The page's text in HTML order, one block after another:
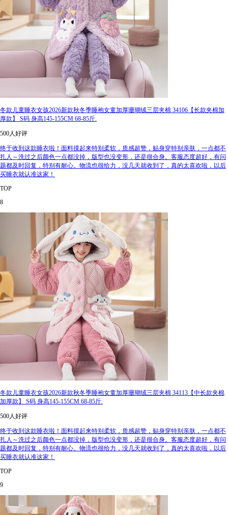
冬款儿童睡衣女孩2026新款秋冬季睡袍女童加厚珊瑚绒三层夹棉 34106【长款夹棉加
厚款】 S码 身高145-155CM 68-85斤.
500人好评
终于收到这款睡衣啦！面料摸起来特别柔软，质感超赞，贴身穿特别亲肤，一点都不
扎人～洗过之后颜色一点都没掉，版型也没变形，还是很合身。客服态度超好，有问
题都及时回复，特别有耐心。物流也很给力，没几天就收到了，真的太喜欢啦，以后
买睡衣就认准这家！
TOP
8
冬款儿童睡衣女孩2026新款秋冬季睡袍女童加厚珊瑚绒三层夹棉 34113【中长款夹棉
加厚款】 S码 身高145-155CM 68-85斤.
500人好评
终于收到这款睡衣啦！面料摸起来特别柔软，质感超赞，贴身穿特别亲肤，一点都不
扎人～洗过之后颜色一点都没掉，版型也没变形，还是很合身。客服态度超好，有问
题都及时回复，特别有耐心。物流也很给力，没几天就收到了，真的太喜欢啦，以后
买睡衣就认准这家！
TOP
9